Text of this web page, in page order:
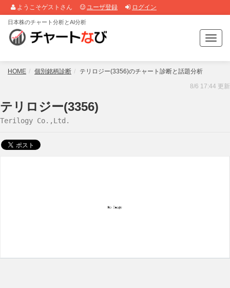
ようこそゲストさん ユーザ登録 ログイン
T
o
g
e
日本株のチャート分析とAI分析
HOME 個別銘柄診断 テリロジー(3356)のチャート診断と話題分析
8/6 17:44 更新
テリロジー(3356)
Terilogy Co.,Ltd.